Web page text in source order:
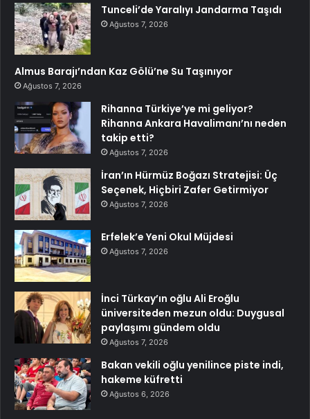
Tunceli’de Yaralıyı Jandarma Taşıdı
Ağustos 7, 2026
Almus Barajı’ndan Kaz Gölü’ne Su Taşınıyor
Ağustos 7, 2026
Rihanna Türkiye’ye mi geliyor?
Rihanna Ankara Havalimanı’nı neden
takip etti?
Ağustos 7, 2026
İran’ın Hürmüz Boğazı Stratejisi: Üç
Seçenek, Hiçbiri Zafer Getirmiyor
Ağustos 7, 2026
Erfelek’e Yeni Okul Müjdesi
Ağustos 7, 2026
İnci Türkay’ın oğlu Ali Eroğlu
üniversiteden mezun oldu: Duygusal
paylaşımı gündem oldu
Ağustos 7, 2026
Bakan vekili oğlu yenilince piste indi,
hakeme küfretti
Ağustos 6, 2026